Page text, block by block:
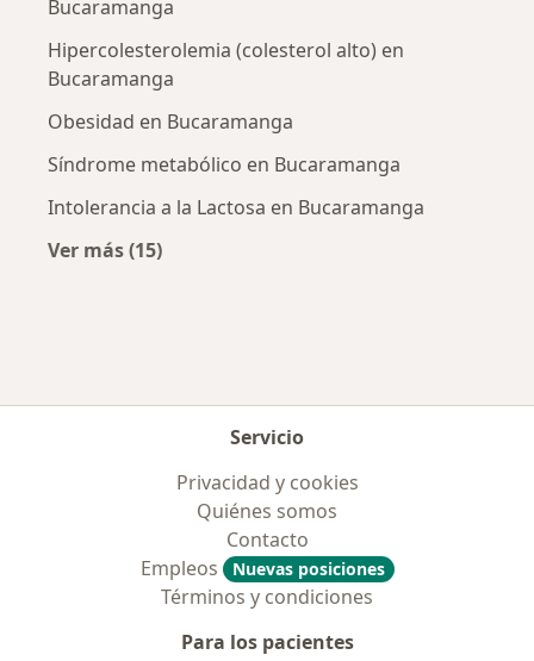
Bucaramanga
Hipercolesterolemia (colesterol alto) en
Bucaramanga
Obesidad en Bucaramanga
Síndrome metabólico en Bucaramanga
Intolerancia a la Lactosa en Bucaramanga
Ver más (15)
Servicio
Privacidad y cookies
Quiénes somos
Contacto
Empleos
Nuevas posiciones
Términos y condiciones
Para los pacientes